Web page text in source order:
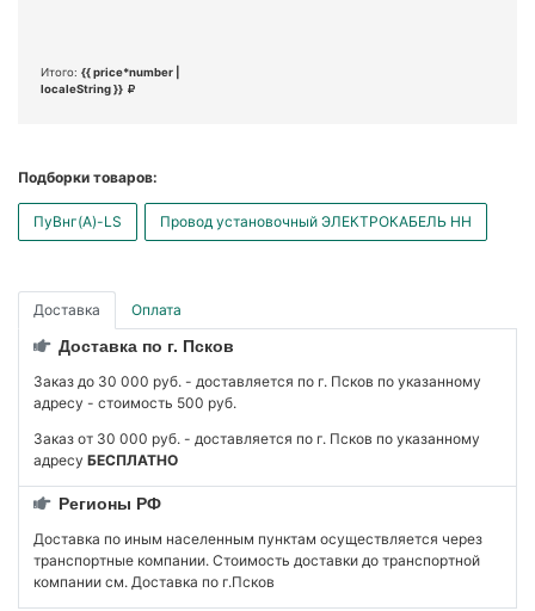
Итого: {{ price*number |
localeString }}
Подборки товаров:
ПуВнг(А)-LS Провод установочный ЭЛЕКТРОКАБЕЛЬ НН
Доставка Оплата
Доставка по г. Псков
Заказ до 30 000 руб. - доставляется по г. Псков по указанному
адресу - стоимость 500 руб.
Заказ от 30 000 руб. - доставляется по г. Псков по указанному
адресу БЕСПЛАТНО
Регионы РФ
Доставка по иным населенным пунктам осуществляется через
транспортные компании. Стоимость доставки до транспортной
компании см. Доставка по г.Псков